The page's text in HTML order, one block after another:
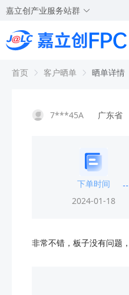
嘉立创产业服务站群
首页 客户晒单 晒单详情
7***45A 广东省
下单时间
2024-01-18
非常不错，板子没有问题